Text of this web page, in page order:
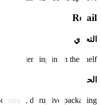
Retail
التحدي
Blending in on the shelf.
الحل
disruptive packaging.